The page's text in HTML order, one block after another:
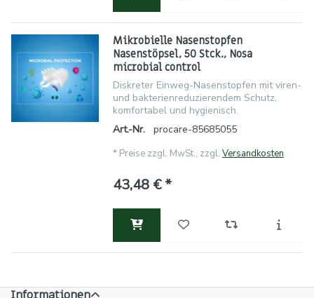
Mikrobielle Nasenstopfen
Nasenstöpsel, 50 Stck., Nosa
microbial control
Diskreter Einweg-Nasenstopfen mit viren-
und bakterienreduzierendem Schutz,
komfortabel und hygienisch.
Art.-Nr.
procare-85685055
* Preise zzgl. MwSt., zzgl. Versandkosten
43,48 € *